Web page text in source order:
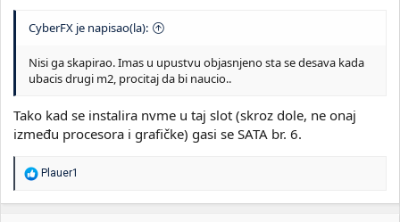
CyberFX je napisao(la):
Nisi ga skapirao. Imas u upustvu objasnjeno sta se desava kada
ubacis drugi m2, procitaj da bi naucio..
Tako kad se instalira nvme u taj slot (skroz dole, ne onaj
između procesora i grafičke) gasi se SATA br. 6.
R
a
Plauer1